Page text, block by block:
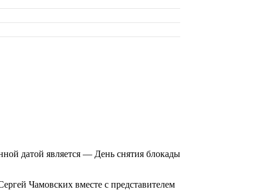
датой является — День снятия блокады
Чамовских вместе с представителем